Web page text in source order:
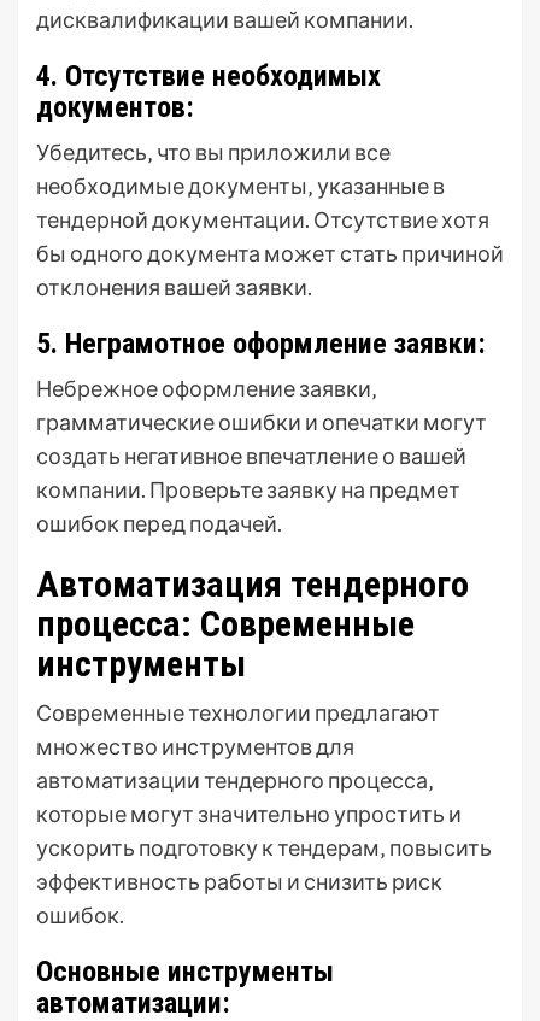
дисквалификации вашей компании.
4. Отсутствие необходимых
документов:
Убедитесь‚ что вы приложили все
необходимые документы‚ указанные в
тендерной документации. Отсутствие хотя
бы одного документа может стать причиной
отклонения вашей заявки.
5. Неграмотное оформление заявки:
Небрежное оформление заявки‚
грамматические ошибки и опечатки могут
создать негативное впечатление о вашей
компании. Проверьте заявку на предмет
ошибок перед подачей.
Автоматизация тендерного
процесса: Современные
инструменты
Современные технологии предлагают
множество инструментов для
автоматизации тендерного процесса‚
которые могут значительно упростить и
ускорить подготовку к тендерам‚ повысить
эффективность работы и снизить риск
ошибок.
Основные инструменты
автоматизации: